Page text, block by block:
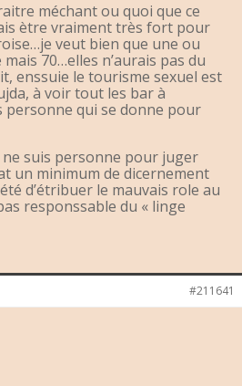
méchant ou quoi que ce
ètre vraiment très fort pour
veut bien que une ou
70…elles n’aurais pas du
enssuie le tourisme sexuel est
à voir tout les bar à
qui se donne pour
suis personne pour juger
un minimum de dicernement
d’étribuer le mauvais role au
responssable du « linge
#211641